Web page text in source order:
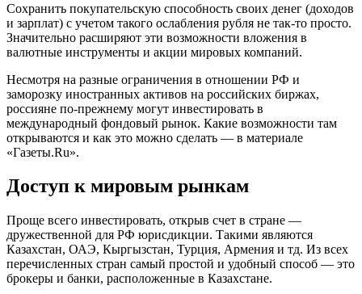
Сохранить покупательскую способность своих денег (доходов
и зарплат) с учетом такого ослабления рубля не так-то просто.
Значительно расширяют эти возможности вложения в
валютные инструменты и акции мировых компаний.
Несмотря на разные ограничения в отношении РФ и
заморозку иностранных активов на российских биржах,
россияне по-прежнему могут инвестировать в
международный фондовый рынок. Какие возможности там
открываются и как это можно сделать — в материале
«Газеты.Ru».
Доступ к мировым рынкам
Проще всего инвестировать, открыв счет в стране —
дружественной для РФ юрисдикции. Такими являются
Казахстан, ОАЭ, Кыргызстан, Турция, Армения и тд. Из всех
перечисленных стран самый простой и удобный способ — это
брокеры и банки, расположенные в Казахстане.